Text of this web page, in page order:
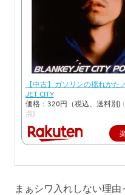
【中古】ガソリンの揺れかた
JET CITY
価格：320円（税込、送料別)
点)
まぁシワ入れしない理